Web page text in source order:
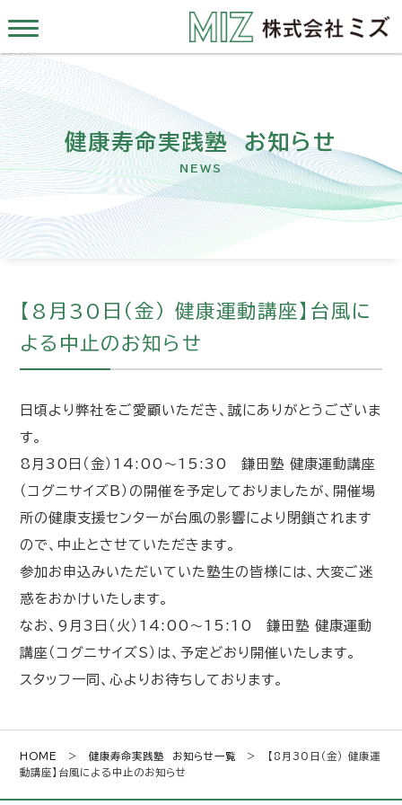
健康寿命実践塾 お知らせ
NEWS
【8月30日（金） 健康運動講座】台風に
よる中止のお知らせ
日頃より弊社をご愛顧いただき、誠にありがとうございま
す。
8月30日（金）14:00～15:30 鎌田塾 健康運動講座
（コグニサイズB）の開催を予定しておりましたが、開催場
所の健康支援センターが台風の影響により閉鎖されます
ので、中止とさせていただきます。
参加お申込みいただいていた塾生の皆様には、大変ご迷
惑をおかけいたします。
なお、9月3日（火）14:00～15:10 鎌田塾 健康運動
講座（コグニサイズS）は、予定どおり開催いたします。
スタッフ一同、心よりお待ちしております。
HOME >健康寿命実践塾 お知らせ一覧
> 【8月30日（金） 健康運
動講座】台風による中止のお知らせ